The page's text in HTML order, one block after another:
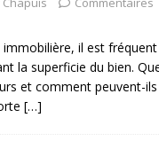
immobilière, il est
la superficie du bien.
et comment peuvent-ils
[…]